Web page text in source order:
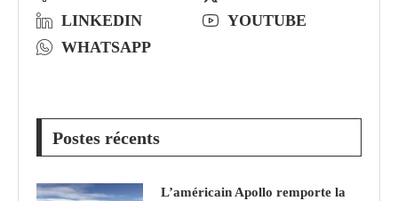
LINKEDIN
YOUTUBE
WHATSAPP
Postes récents
L’américain Apollo remporte la